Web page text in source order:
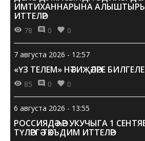
ИМТИХАННАРЫНА
ИТТЕЛӘР
78 0 0
7 августа 2026 - 12:57
«ҮЗ ТЕЛЕМ» НӘТИҖӘЛӘРЕ БИЛГЕЛЕ
85 0 0
6 августа 2026 - 13:55
РОССИЯДӘ ҺӘР УКУЧЫГА 1
ТҮЛӘРГӘ ТӘКЪДИМ ИТТЕЛӘР